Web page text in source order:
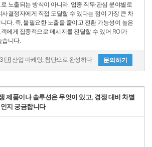
노출되는 방식이 아니라, 업종·직무·관심 분야별로
사결정자에게 직접 도달할 수 있다는 점이 가장 큰 차
다. 즉, 불필요한 노출을 줄이고 전환 가능성이 높은
에게 집중적으로 메시지를 전달할 수 있어 ROI가
습니다.
탄] 산업 마케팅, 첨단으로 완성하다 문의하기
제품이나 솔루션은 무엇이 있고, 경쟁 대비 차별
지 궁금합니다